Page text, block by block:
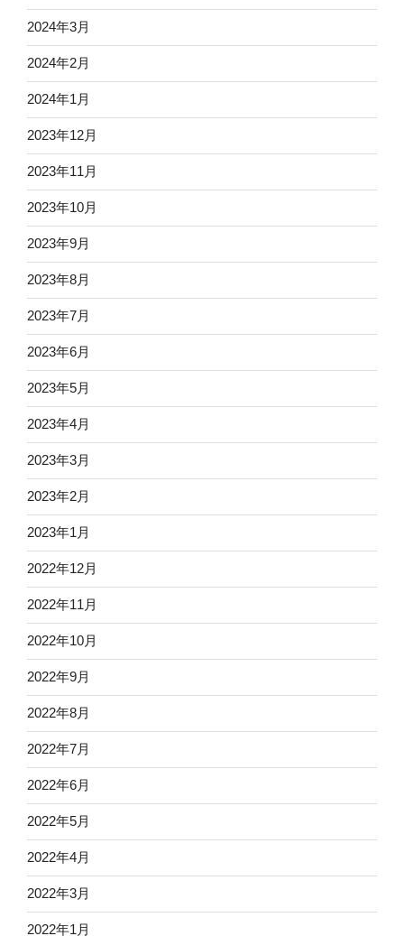
2024年3月
2024年2月
2024年1月
2023年12月
2023年11月
2023年10月
2023年9月
2023年8月
2023年7月
2023年6月
2023年5月
2023年4月
2023年3月
2023年2月
2023年1月
2022年12月
2022年11月
2022年10月
2022年9月
2022年8月
2022年7月
2022年6月
2022年5月
2022年4月
2022年3月
2022年1月